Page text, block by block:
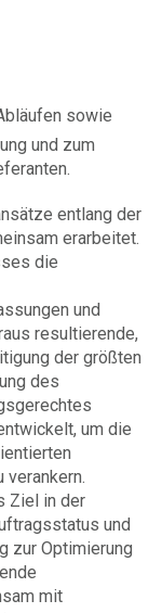
sowie
und zum
entlang der
erarbeitet.
die
und
resultierende,
der größten
des
um die
verankern.
Ziel in der
und
zur Optimierung
mit